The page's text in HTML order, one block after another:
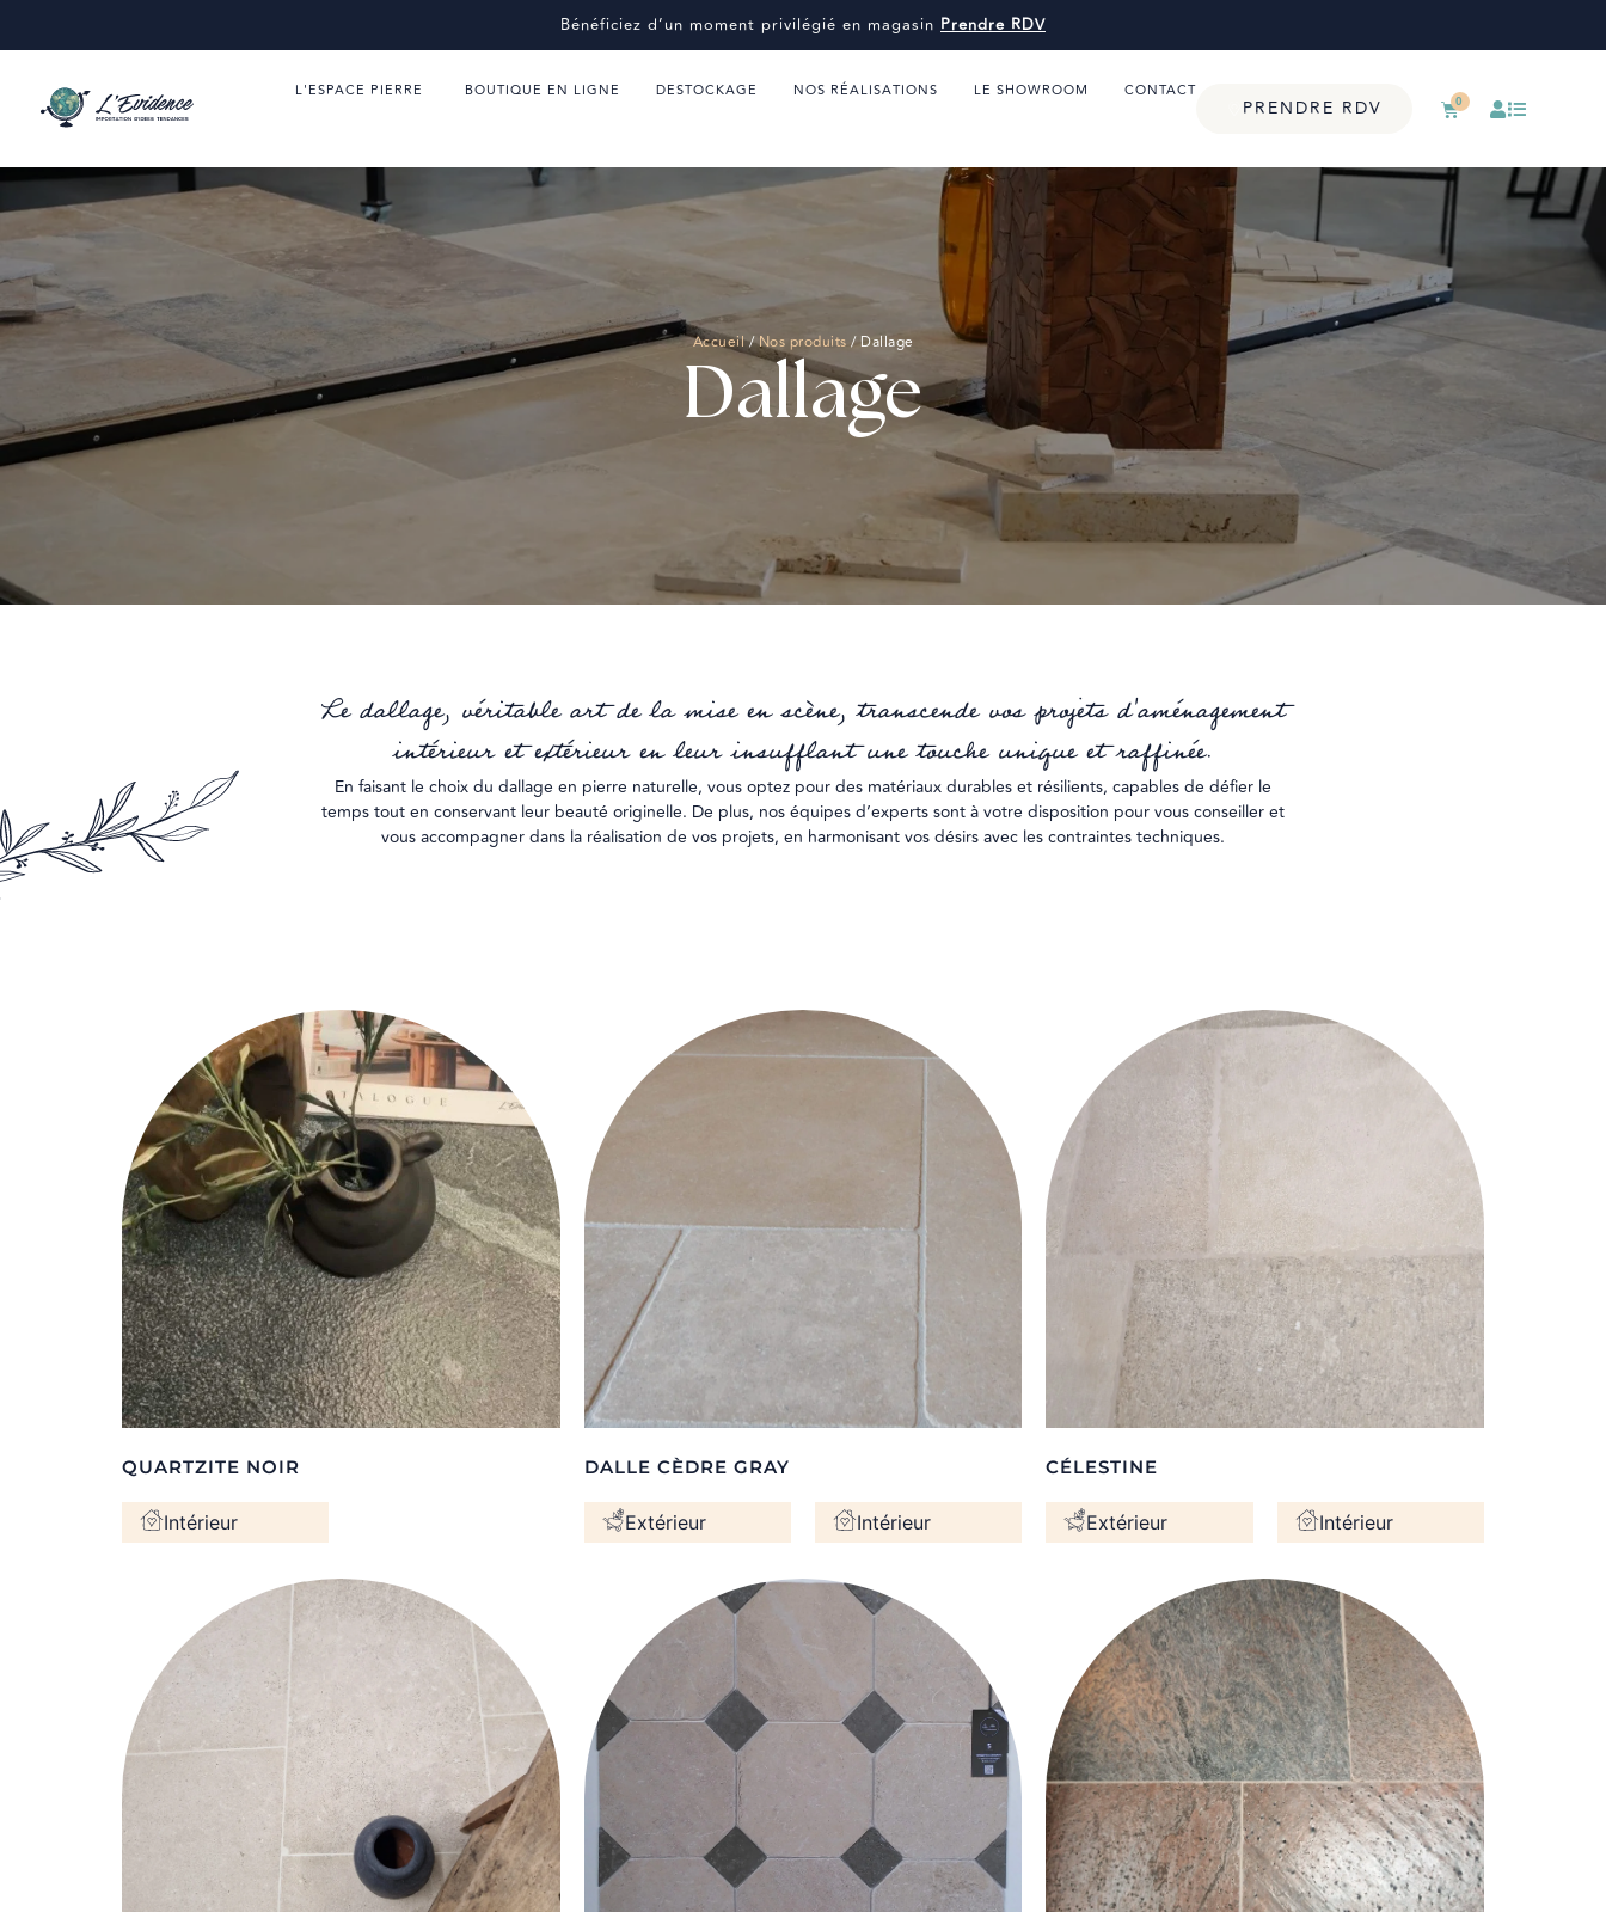
Bénéficiez d’un moment privilégié en magasin Prendre RDV
L'ESPACE PIERRE BOUTIQUE EN LIGNE DESTOCKAGE NOS RÉALISATIONS LE SHOWROOM CONTACT
PRENDRE RDV 0
Accueil/Nos produits / Dallage
Dallage
Le dallage, véritable art de la mise en scène, transcende vos projets d'aménagement
intérieur et extérieur en leur insufflant une touche unique et raffinée.
En faisant le choix du dallage en pierre naturelle, vous optez pour des matériaux durables et résilients, capables de défier le
temps tout en conservant leur beauté originelle. De plus, nos équipes d’experts sont à votre disposition pour vous conseiller et
vous accompagner dans la réalisation de vos projets, en harmonisant vos désirs avec les contraintes techniques.
QUARTZITE NOIR
Intérieur
DALLE CÈDRE GRAY
Extérieur Intérieur
CÉLESTINE
Extérieur Intérieur